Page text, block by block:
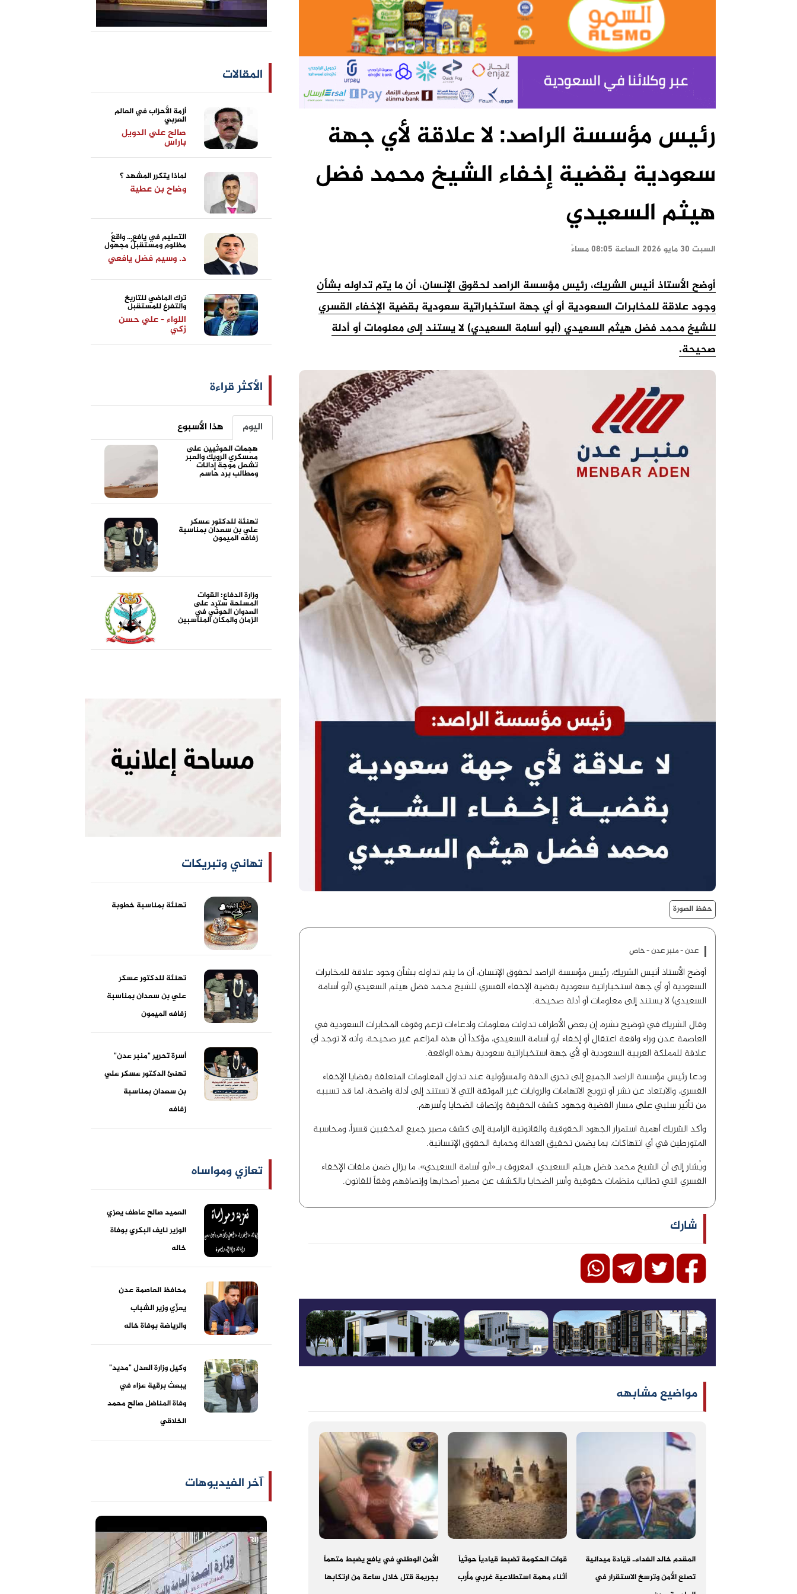
رئيس مؤسسة الراصد: لا علاقة لأي جهة
سعودية بقضية إخفاء الشيخ محمد فضل
هيثم السعيدي
السبت ٣٠ مايو ٢٠٢٦ الساعة ٠٨:٠٥ مساءً
أوضح الأستاذ أنيس الشريك، رئيس مؤسسة الراصد لحقوق الإنسان، أن ما يتم تداوله بشأن
وجود علاقة للمخابرات السعودية أو أي جهة استخباراتية سعودية بقضية الإخفاء القسري
للشيخ محمد فضل هيثم السعيدي (أبو أسامة السعيدي) لا يستند إلى معلومات أو أدلة
صحيحة.
حفظ الصورة
عدن - منبر عدن - خاص
أوضح الأستاذ أنيس الشريك، رئيس مؤسسة الراصد لحقوق الإنسان، أن ما يتم تداوله بشأن وجود علاقة للمخابرات
السعودية أو أي جهة استخباراتية سعودية بقضية الإخفاء القسري للشيخ محمد فضل هيثم السعيدي (أبو أسامة
السعيدي) لا يستند إلى معلومات أو أدلة صحيحة.
وقال الشريك في توضيح نشره، إن بعض الأطراف تداولت معلومات وادعاءات تزعم وقوف المخابرات السعودية في
العاصمة عدن وراء واقعة اعتقال أو إخفاء أبو أسامة السعيدي، مؤكداً أن هذه المزاعم غير صحيحة، وأنه لا توجد أي
علاقة للمملكة العربية السعودية أو لأي جهة استخباراتية سعودية بهذه الواقعة.
ودعا رئيس مؤسسة الراصد الجميع إلى تحري الدقة والمسؤولية عند تداول المعلومات المتعلقة بقضايا الإخفاء
القسري، والابتعاد عن نشر أو ترويج الاتهامات والروايات غير الموثقة التي لا تستند إلى أدلة واضحة، لما قد تسببه
من تأثير سلبي على مسار القضية وجهود كشف الحقيقة وإنصاف الضحايا وأسرهم.
وأكد الشريك أهمية استمرار الجهود الحقوقية والقانونية الرامية إلى كشف مصير جميع المخفيين قسراً، ومحاسبة
المتورطين في أي انتهاكات، بما يضمن تحقيق العدالة وحماية الحقوق الإنسانية.
ويُشار إلى أن الشيخ محمد فضل هيثم السعيدي، المعروف بـ«أبو أسامة السعيدي»، ما يزال ضمن ملفات الإخفاء
القسري التي تطالب منظمات حقوقية وأسر الضحايا بالكشف عن مصير أصحابها وإنصافهم وفقاً للقانون.
شارك
مواضيع مشابهه
المقدم خالد الفداء.. قيادة ميدانية
تصنع الأمن وترسخ الاستقرار في
قوات الحكومة تضبط قيادياً حوثياً
أثناء مهمة استطلاعية غربي مأرب
الأمن الوطني في يافع يضبط متهماً
بجريمة قتل خلال ساعة من ارتكابها
المقالات
أزمة الأحزاب في العالم
العربي
صالح علي الدويل
باراس
لماذا يتكرر المشهد ؟
وضاح بن عطية
التعليم في يافع... واقعٌ
مظلوم ومستقبلٌ مجهول
د. وسيم فضل يافعي
ترك الماضي للتاريخ
والتفرغ للمستقبل
اللواء - علي حسن
زكي
الأكثر قراءة
اليوم هذا الأسبوع
هجمات الحوثيين على
معسكري الرويك والعبر
تشعل موجة إدانات
ومطالب برد حاسم
تهنئة للدكتور عسكر
علي بن سعدان بمناسبة
زفافه الميمون
وزارة الدفاع: القوات
المسلحة سترد على
العدوان الحوثي في
الزمان والمكان المناسبين
تهاني وتبريكات
تهنئة بمناسبة خطوبة
تهنئة للدكتور عسكر
علي بن سعدان بمناسبة
زفافه الميمون
أسرة تحرير "منبر عدن"
تهنئ الدكتور عسكر علي
بن سعدان بمناسبة
زفافه
تعازي ومواساه
العميد صالح عاطف يعزي
الوزير نايف البكري بوفاة
خاله
محافظ العاصمة عدن
يعزّي وزير الشباب
والرياضة بوفاة خاله
وكيل وزارة العدل "مديد"
يبعث برقية عزاء في
وفاة المناضل صالح محمد
الخلاقي
آخر الفيديوهات